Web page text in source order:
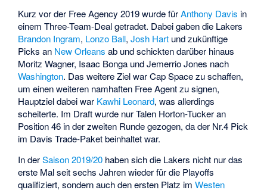
Kurz vor der Free Agency 2019 wurde fürAnthony Davis in
einem Three-Team-Deal getradet. Dabei gaben die Lakers
Brandon Ingram, Lonzo Ball,Josh Hart und zukünftige
Picks an New Orleans ab und schickten darüber hinaus
Moritz Wagner, Isaac Bonga und Jemerrio Jones nach
Washington. Das weitere Ziel war Cap Space zu schaffen,
um einen weiteren namhaften Free Agent zu signen,
Hauptziel dabei war Kawhi Leonard, was allerdings
scheiterte. Im Draft wurde nur Talen Horton-Tucker an
Position 46 in der zweiten Runde gezogen, da der Nr.4 Pick
im Davis Trade-Paket beinhaltet war.
In derSaison 2019/20 haben sich die Lakers nicht nur das
erste Mal seit sechs Jahren wieder für die Playoffs
qualifiziert, sondern auch den ersten Platz imWesten